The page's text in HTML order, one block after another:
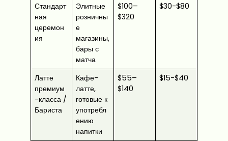
Стандарт
ная
церемон
ия
Элитные
розничны
е
магазины,
бары с
матча
$100–
$320
$30-$80
Латте
премиум
-класса /
Бариста
Кафе-
латте,
готовые к
употребл
ению
напитки
$55–
$140
$15-$40